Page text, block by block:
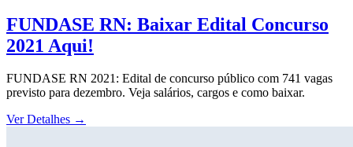
FUNDASE RN: Baixar Edital Concurso
2021 Aqui!
FUNDASE RN 2021: Edital de concurso público com 741 vagas
previsto para dezembro. Veja salários, cargos e como baixar.
Ver Detalhes →